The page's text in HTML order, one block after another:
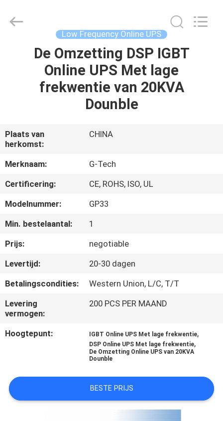
THUIS
PRODUCTEN
ONS
FABRIEKSTOCHT
KWALITEITSCONTROLE
NEEM
CONTACT
MET
ONS
OP
NIEUWS
EEN
OFFERTE
POWER
GROUP.
Low Frequency Online UPS
De Omzetting DSP IGBT
Online UPS Met lage
frekwentie van 20KVA
Dounble
Plaats van
herkomst:
CHINA
Merknaam:
G-Tech
Certificering:
CE, ROHS, ISO, UL
Modelnummer:
GP33
Min. bestelaantal:
1
Prijs:
negotiable
Levertijd:
20-30 dagen
Betalingscondities:
Western Union, L/C, T/T
Levering
vermogen:
200 PCS PER MAAND
Hoogtepunt: IGBT Online UPS Met lage frekwentie,
DSP Online UPS Met lage frekwentie,
De Omzetting Online UPS van 20KVA
Dounble
BESTE PRIJS